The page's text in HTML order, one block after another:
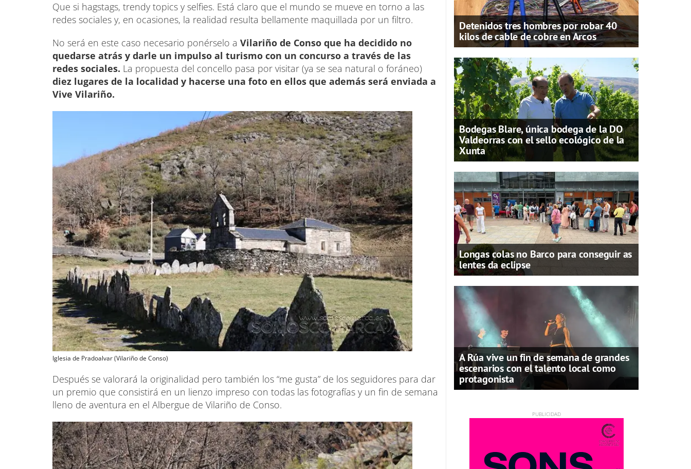
Que si hagstags, trendy topics y selfies. Está claro que el mundo se mueve en torno a las
redes sociales y, en ocasiones, la realidad resulta bellamente maquillada por un filtro.
No será en este caso necesario ponérselo a Vilariño de Conso que ha decidido no
quedarse atrás y darle un impulso al turismo con un concurso a través de las
redes sociales. La propuesta del concello pasa por visitar (ya se sea natural o foráneo)
diez lugares de la localidad y hacerse una foto en ellos que además será enviada a
Vive Vilariño.
Iglesia de Pradoalvar (Vilariño de Conso)
Después se valorará la originalidad pero también los “me gusta” de los seguidores para dar
un premio que consistirá en un lienzo impreso con todas las fotografías y un fin de semana
lleno de aventura en el Albergue de Vilariño de Conso.
Detenidos tres hombres por robar 40
kilos de cable de cobre en Arcos
Bodegas Blare, única bodega de la DO
Valdeorras con el sello ecológico de la
Xunta
Longas colas no Barco para conseguir as
lentes da eclipse
A Rúa vive un fin de semana de grandes
escenarios con el talento local como
protagonista